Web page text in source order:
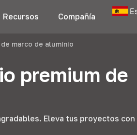
Recursos Compañía
marco de aluminio
premium de
Eleva tus proyectos